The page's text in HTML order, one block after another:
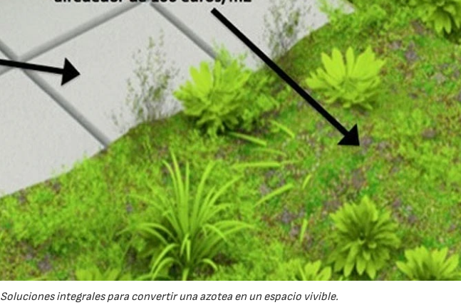
Soluciones integrales para convertir una azotea en un espacio vivible.
16/07/2026 30/07/2026